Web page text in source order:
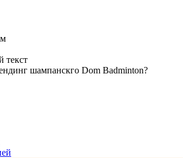
текст
шампанскго Dom Badminton?